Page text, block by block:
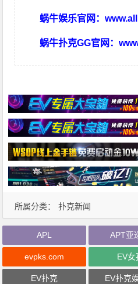
蜗牛娱乐官网：
蜗牛扑克GG官网：
所属分类： 扑克新闻
APL APT亚
evpks.com EV女
EV扑克 EV扑克